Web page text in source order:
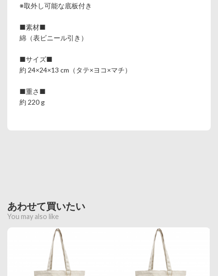
※取外し可能な底板付き
■素材■
綿（表ビニール引き）
■サイズ■
約 24×24×13 cm（タテ×ヨコ×マチ）
■重さ■
約 220 g
あわせて買いたい
You may also like